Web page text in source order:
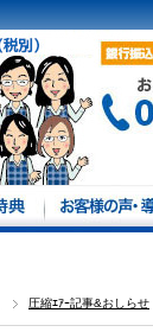
圧縮ｴｱｰ記事&おしらせ